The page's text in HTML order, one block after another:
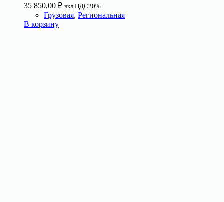
35 850,00 ₽ вкл НДС20%
Грузовая, Региональная
В корзину